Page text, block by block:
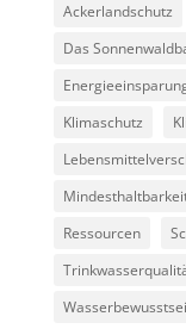
Ackerlandschutz
Das
Klimaschutz
Ressourcen